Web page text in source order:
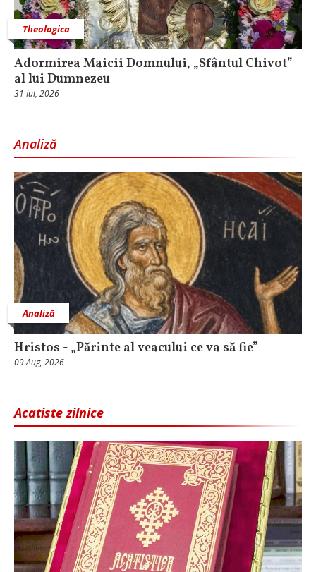
Theologica
Adormirea Maicii Domnului, „Sfântul Chivot”
al lui Dumnezeu
31 Iul, 2026
Analiză
Analiză
Hristos - „Părinte al veacului ce va să fie”
09 Aug, 2026
Acatiste zilnice